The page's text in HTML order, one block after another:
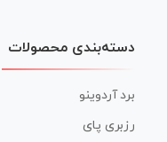
دسته‌بندی محصولات
برد آردوینو
رزبری پای